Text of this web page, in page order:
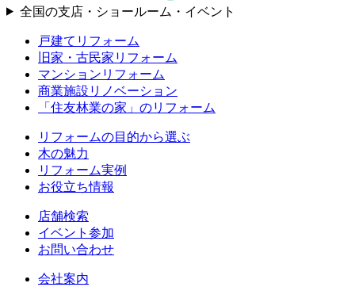
全国の支店・ショールーム・イベント
戸建てリフォーム
旧家・古民家リフォーム
マンションリフォーム
商業施設リノベーション
「住友林業の家」のリフォーム
リフォームの目的から選ぶ
木の魅力
リフォーム実例
お役立ち情報
店舗検索
イベント参加
お問い合わせ
会社案内